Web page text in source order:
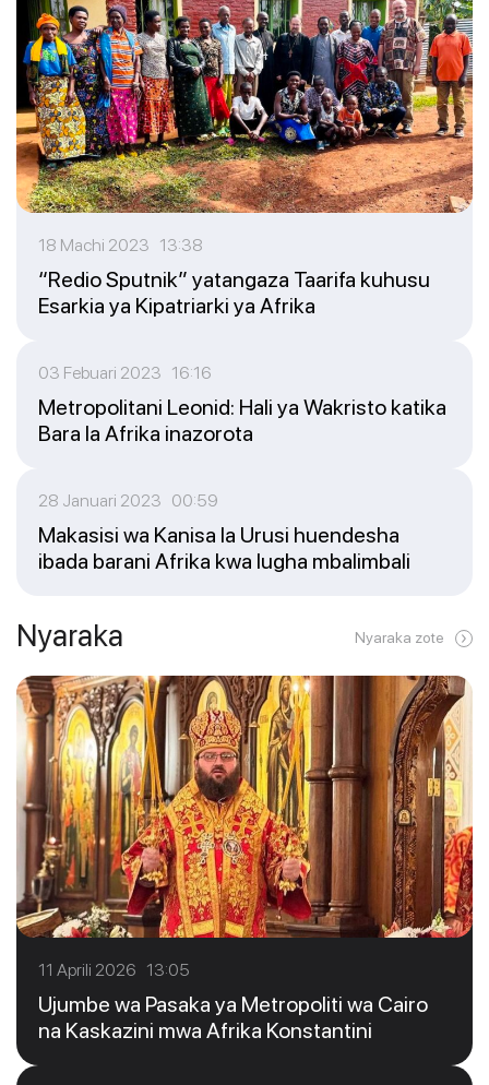
18 Machi 2023 13:38
“Redio Sputnik” yatangaza Taarifa kuhusu
Esarkia ya Kipatriarki ya Afrika
03 Febuari 2023 16:16
Metropolitani Leonid: Hali ya Wakristo katika
Bara la Afrika inazorota
28 Januari 2023 00:59
Makasisi wa Kanisa la Urusi huendesha
ibada barani Afrika kwa lugha mbalimbali
Nyaraka Nyaraka zote
11 Aprili 2026 13:05
Ujumbe wa Pasaka ya Metropoliti wa Cairo
na Kaskazini mwa Afrika Konstantini